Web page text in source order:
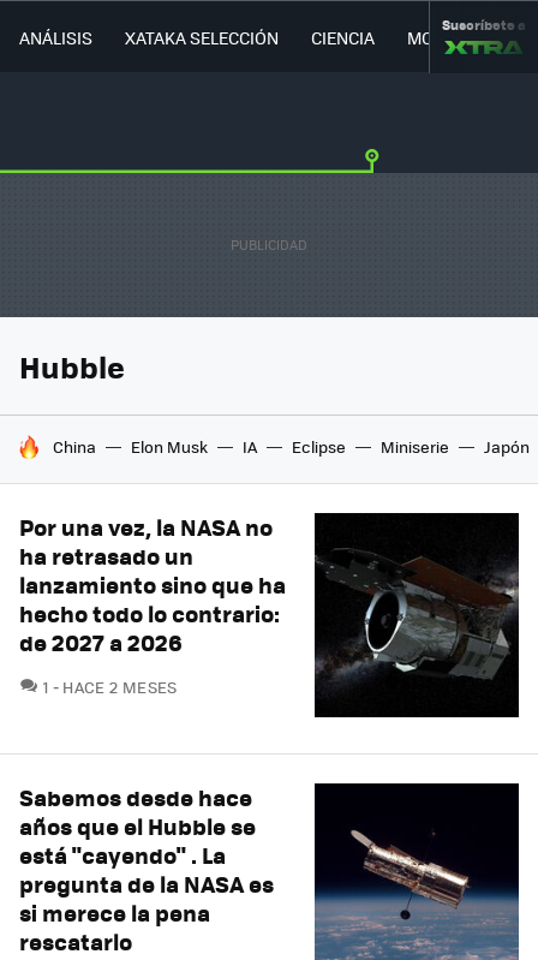
ANÁLISIS XATAKA SELECCIÓN CIENCIA MOVILIDAD
Suscríbete a
Hubble
HOY SE HABLA DE
China Elon Musk IA Eclipse Miniserie Japón
Por una vez, la NASA no
ha retrasado un
lanzamiento sino que ha
hecho todo lo contrario:
de 2027 a 2026
1 COMENTARIOS
HACE 2 MESES
Sabemos desde hace
años que el Hubble se
está "cayendo" . La
pregunta de la NASA es
si merece la pena
rescatarlo